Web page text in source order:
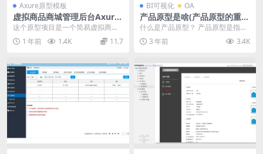
Axure原型模板
虚拟商品商城管理后台Axure
原型模板案例下载
这个原型项目是一个简易虚拟商品
商城的原型案例，旨在为虚拟商品
交易提供一个直观的用...
1 年前 1.4K 11.7
BI可视化 OA
产品原型是啥(产品原型的重要
性)
什么是产品原型？ 产品原型是指在
产品开发过程中，通过设计和制作
出的一种模拟产品的...
3 年前 3.4K